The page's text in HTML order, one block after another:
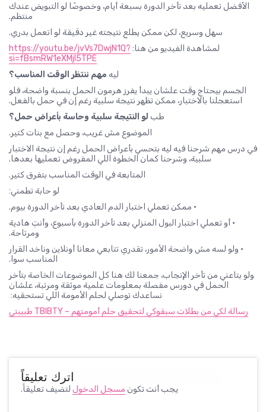
الأفضل تعمليه بعد تأخر الدورة بسبعة أيام، وخصوصًا لو التبويض عندك
منتظم.
سهل وسريع، لكن ممكن يطلع نتيجته غير دقيقة لو اتعمل بدري.
لمشاهدة الفيديو من هنا: https://youtu.be/jvVs7DwjN1Q?
si=fBsmRW1eXMjI5TPE
ليه مهم ننتظر الوقت المناسب؟
الجسم بيحتاج وقت علشان يبدأ يفرز هرمون الحمل بنسبة واضحة، فلو
استعجلنا بالاختبار، ممكن تظهر نتيجة سلبية رغم إن في حمل بالفعل.
طب لو النتيجة سلبية وحاسة بأعراض حمل؟
الموضوع مش غريب، وحصل مع بنات كتير.
في درس مهم شرحنا فيه ليه بتحسي بأعراض الحمل رغم إن نتيجة الاختبار
سلبية، وشرحنا كمان الخطوة اللي المفروض تعمليها بعدها.
المتابعة في الوقت المناسب بتفرق كتير.
لو حابة تطمني:
• ممكن تعملي اختبار الدم العادي بعد تأخر الدورة بيوم.
• أو تعملي اختبار البول المنزلي بعد تأخر الدورة بأسبوع، وأنتِ هادية
ومرتاحة.
• ولو لسه مش واضحة الأمور، تقدري تتابعي معانا أونلاين وناخد القرار
المناسب سوا.
ولو بتاعني من تأخر الإنجاب، جمعنا لك هنا كل الموضوعات الخاصة بتأخر
الحمل في دورس مفصلة بمعلومات علمية موثقة ومرتبة، علشان
نساعدك توصلي لحلم الأمومة اللي تستحقيه:
رسالة لكي من بطلات سبقوكي لتحقيق حلم أمومتهم – TBIBTY طبيبتي
اترك تعليقاً
يجب أنت تكون مسجل الدخول لتضيف تعليقاً.